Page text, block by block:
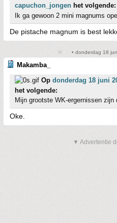
capuchon_jongen het volgende:
Ik ga gewoon 2 mini magnums
De pistache magnum is best
• donderdag 18
Makamba_
Op donderdag 18 juni
het volgende:
Mijn grootste WK-ergernissen zijn
Oke.
▼ Advertentie